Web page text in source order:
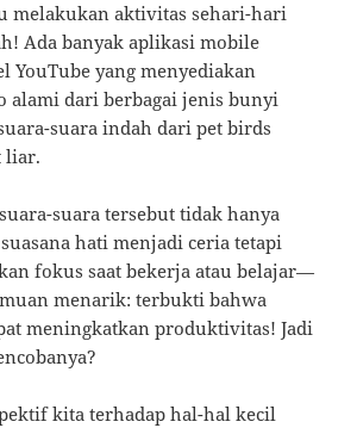
melakukan aktivitas sehari-hari
Ada banyak aplikasi mobile
YouTube yang menyediakan
alami dari berbagai jenis bunyi
suara indah dari pet birds
liar.
suara tersebut tidak hanya
hati menjadi ceria tetapi
fokus saat bekerja atau belajar—
menarik: terbukti bahwa
meningkatkan produktivitas! Jadi
kita terhadap hal-hal kecil